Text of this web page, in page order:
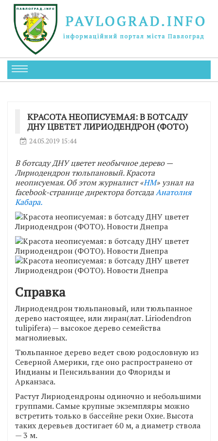
КРАСОТА НЕОПИСУЕМАЯ: В БОТСАДУ
ДНУ ЦВЕТЕТ ЛИРИОДЕНДРОН (ФОТО)
24.05.2019 15:44
В ботсаду ДНУ цветет необычное дерево —
Лириодендрон тюльпановый. Красота
неописуемая. Об этом журналист «НМ» узнал на
facebook-странице директора ботсадаАнатолия
Кабара.
Справка
Лириодендрон тюльпановый, или тюльпанное
дерево настоящее, или лиран(лат. Liriodendron
tulipifera) — высокое дерево семейства
магнолиевых.
Тюльпанное дерево ведет свою родословную из
Северной Америки, где оно распространено от
Индианы и Пенсильвании до Флориды и
Арканзаса.
Растут Лириодендроны одиночно и небольшими
группами. Самые крупные экземпляры можно
встретить только в бассейне реки Охие. Высота
таких деревьев достигает 60 м, а диаметр ствола
— 3 м.